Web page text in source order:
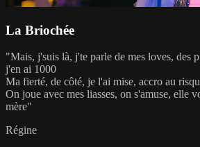
La Briochée
"Mais, j'suis là, j'te parle de mes loves, des
j'en ai 1000
Ma fierté, de côté, je l'ai mise, accro au
On joue avec mes liasses, on s'amuse, elle
mère"
Régine